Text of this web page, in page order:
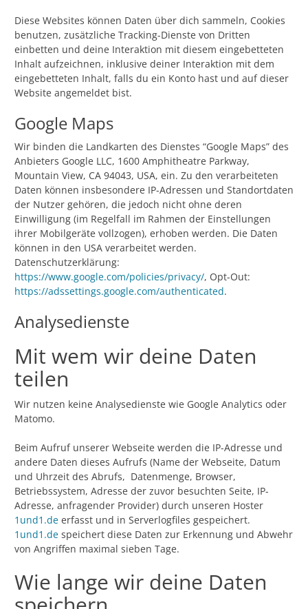
Diese Websites können Daten über dich sammeln, Cookies
benutzen, zusätzliche Tracking-Dienste von Dritten
einbetten und deine Interaktion mit diesem eingebetteten
Inhalt aufzeichnen, inklusive deiner Interaktion mit dem
eingebetteten Inhalt, falls du ein Konto hast und auf dieser
Website angemeldet bist.
Google Maps
Wir binden die Landkarten des Dienstes “Google Maps” des
Anbieters Google LLC, 1600 Amphitheatre Parkway,
Mountain View, CA 94043, USA, ein. Zu den verarbeiteten
Daten können insbesondere IP-Adressen und Standortdaten
der Nutzer gehören, die jedoch nicht ohne deren
Einwilligung (im Regelfall im Rahmen der Einstellungen
ihrer Mobilgeräte vollzogen), erhoben werden. Die Daten
können in den USA verarbeitet werden.
Datenschutzerklärung:
https://www.google.com/policies/privacy/, Opt-Out:
https://adssettings.google.com/authenticated.
Analysedienste
Mit wem wir deine Daten
teilen
Wir nutzen keine Analysedienste wie Google Analytics oder
Matomo.
Beim Aufruf unserer Webseite werden die IP-Adresse und
andere Daten dieses Aufrufs (Name der Webseite, Datum
und Uhrzeit des Abrufs, Datenmenge, Browser,
Betriebssystem, Adresse der zuvor besuchten Seite, IP-
Adresse, anfragender Provider) durch unseren Hoster
1und1.de erfasst und in Serverlogfiles gespeichert.
1und1.de speichert diese Daten zur Erkennung und Abwehr
von Angriffen maximal sieben Tage.
Wie lange wir deine Daten